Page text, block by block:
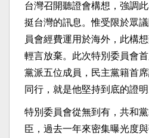
台灣召開聽證會構想，強調
挺台灣的訊息。惟受限於眾
員會經費運用於海外，此構
輕言放棄。此次特別委員會
黨派五位成員，民主黨籍首
同行，就是他堅持到底的證明
特別委員會從無到有，共和
臣，過去一年來密集曝光度